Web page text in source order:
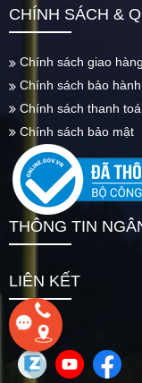
CHÍNH SÁCH &
Chính sách giao
Chính sách bảo hành
Chính sách thanh
Chính sách bảo mật
THÔNG TIN
LIÊN KẾT